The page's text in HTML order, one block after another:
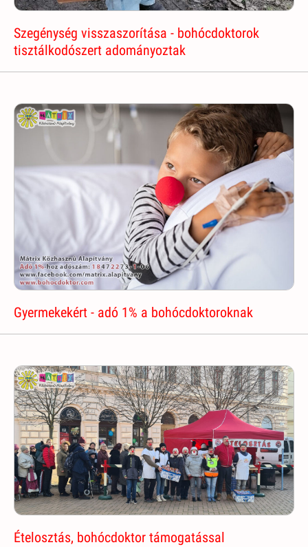
Szegénység visszaszorítása - bohócdoktorok
tisztálkodószert adományoztak
Gyermekekért - adó 1% a bohócdoktoroknak
Ételosztás, bohócdoktor támogatással